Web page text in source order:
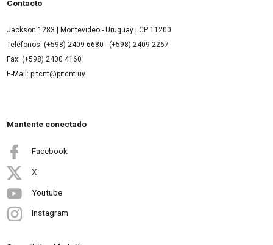
Contacto
Jackson 1283 | Montevideo - Uruguay | CP 11200
Teléfonos: (+598) 2409 6680 - (+598) 2409 2267
Fax: (+598) 2400 4160
E-Mail: pitcnt@pitcnt.uy
Mantente conectado
Facebook
X
Youtube
Instagram